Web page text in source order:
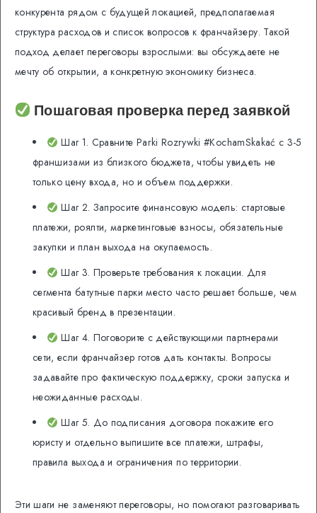
конкурента рядом с будущей локацией, предполагаемая
структура расходов и список вопросов к франчайзеру. Такой
подход делает переговоры взрослыми: вы обсуждаете не
мечту об открытии, а конкретную экономику бизнеса.
Пошаговая проверка перед заявкой
Шаг 1. Сравните Parki Rozrywki #KochamSkakać с 3-5
франшизами из близкого бюджета, чтобы увидеть не
только цену входа, но и объем поддержки.
Шаг 2. Запросите финансовую модель: стартовые
платежи, роялти, маркетинговые взносы, обязательные
закупки и план выхода на окупаемость.
Шаг 3. Проверьте требования к локации. Для
сегмента батутные парки место часто решает больше, чем
красивый бренд в презентации.
Шаг 4. Поговорите с действующими партнерами
сети, если франчайзер готов дать контакты. Вопросы
задавайте про фактическую поддержку, сроки запуска и
неожиданные расходы.
Шаг 5. До подписания договора покажите его
юристу и отдельно выпишите все платежи, штрафы,
правила выхода и ограничения по территории.
Эти шаги не заменяют переговоры, но помогают разговаривать